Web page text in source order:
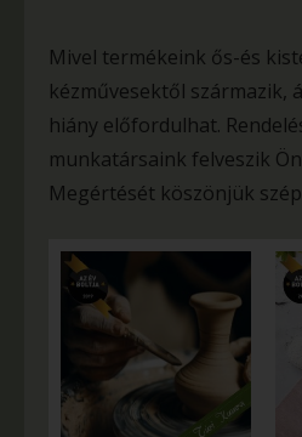
Mivel termékeink ős-és
kézművesektől származik,
hiány előfordulhat.
munkatársaink felveszik
Megértését köszönjük